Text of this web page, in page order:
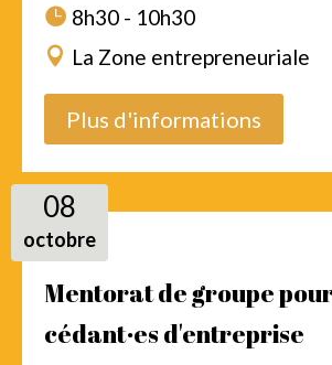
8h30 - 10h30
La Zone entrepreneuriale
Plus d'informations
08
octobre
Mentorat de groupe
cédant·es d'entreprise